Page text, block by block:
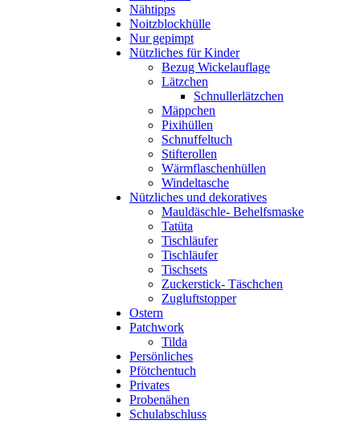
Nähtipps
Noitzblockhülle
Nur gepimpt
Nützliches für Kinder
Bezug Wickelauflage
Lätzchen
Schnullerlätzchen
Mäppchen
Pixihüllen
Schnuffeltuch
Stifterollen
Wärmflaschenhüllen
Windeltasche
Nützliches und dekoratives
Mauldäschle- Behelfsmaske
Tatüta
Tischläufer
Tischläufer
Tischsets
Zuckerstick- Täschchen
Zugluftstopper
Ostern
Patchwork
Tilda
Persönliches
Pfötchentuch
Privates
Probenähen
Schulabschluss